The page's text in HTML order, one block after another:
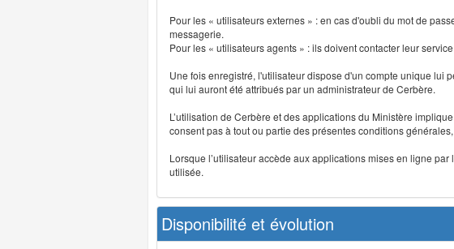
Pour les « utilisateurs externes » : en cas d'oubli du mot de
messagerie.
Pour les « utilisateurs agents » : ils doivent contacter leur
Une fois enregistré, l'utilisateur dispose d'un compte unique lui
qui lui auront été attribués par un administrateur de Cerbère.
L’utilisation de Cerbère et des applications du Ministère
consent pas à tout ou partie des présentes conditions
Lorsque l’utilisateur accède aux applications mises en ligne
utilisée.
Disponibilité et évolution